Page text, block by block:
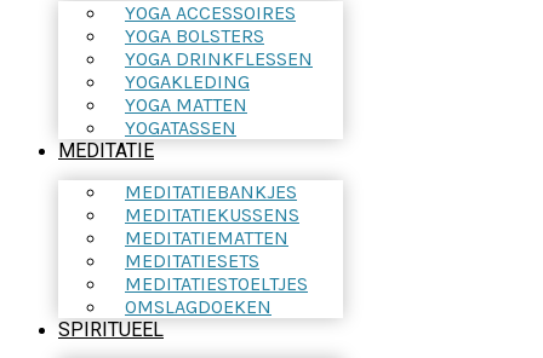
YOGA ACCESSOIRES
YOGA BOLSTERS
YOGA DRINKFLESSEN
YOGAKLEDING
YOGA MATTEN
YOGATASSEN
MEDITATIE
MEDITATIEBANKJES
MEDITATIEKUSSENS
MEDITATIEMATTEN
MEDITATIESETS
MEDITATIESTOELTJES
OMSLAGDOEKEN
SPIRITUEEL